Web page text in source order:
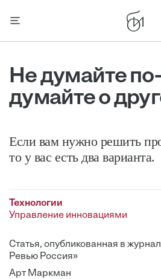
Не думайте
думайте о
Если вам нужно решить
то у вас есть два варианта.
Технологии
Управление инновациями
Статья, опубликованная в
Ревью Россия»
Арт Маркман